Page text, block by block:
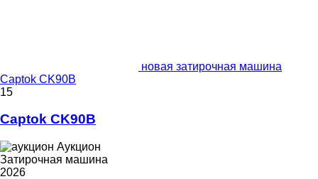
новая затирочная машина
Captok CK90B
15
Captok CK90B
Аукцион
Затирочная машина
2026